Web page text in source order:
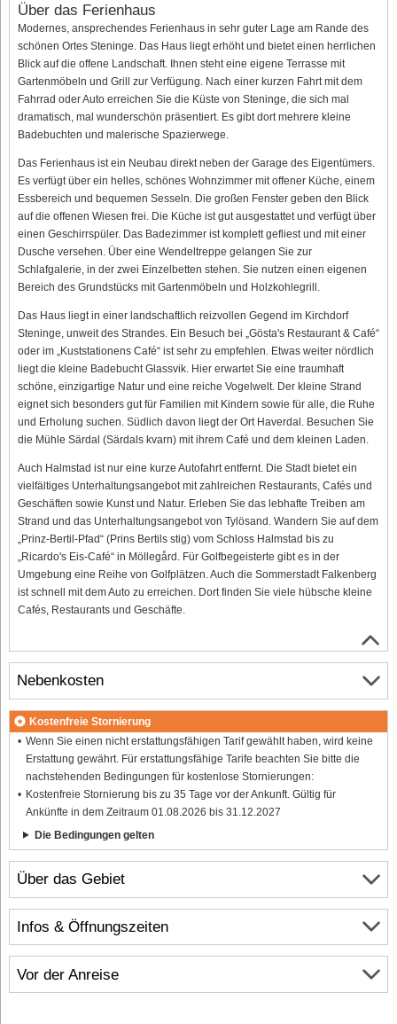
Über das Ferienhaus
Modernes, ansprechendes Ferienhaus in sehr guter Lage am Rande des
schönen Ortes Steninge. Das Haus liegt erhöht und bietet einen herrlichen
Blick auf die offene Landschaft. Ihnen steht eine eigene Terrasse mit
Gartenmöbeln und Grill zur Verfügung. Nach einer kurzen Fahrt mit dem
Fahrrad oder Auto erreichen Sie die Küste von Steninge, die sich mal
dramatisch, mal wunderschön präsentiert. Es gibt dort mehrere kleine
Badebuchten und malerische Spazierwege.
Das Ferienhaus ist ein Neubau direkt neben der Garage des Eigentümers.
Es verfügt über ein helles, schönes Wohnzimmer mit offener Küche, einem
Essbereich und bequemen Sesseln. Die großen Fenster geben den Blick
auf die offenen Wiesen frei. Die Küche ist gut ausgestattet und verfügt über
einen Geschirrspüler. Das Badezimmer ist komplett gefliest und mit einer
Dusche versehen. Über eine Wendeltreppe gelangen Sie zur
Schlafgalerie, in der zwei Einzelbetten stehen. Sie nutzen einen eigenen
Bereich des Grundstücks mit Gartenmöbeln und Holzkohlegrill.
Das Haus liegt in einer landschaftlich reizvollen Gegend im Kirchdorf
Steninge, unweit des Strandes. Ein Besuch bei „Gösta's Restaurant & Café“
oder im „Kuststationens Café“ ist sehr zu empfehlen. Etwas weiter nördlich
liegt die kleine Badebucht Glassvik. Hier erwartet Sie eine traumhaft
schöne, einzigartige Natur und eine reiche Vogelwelt. Der kleine Strand
eignet sich besonders gut für Familien mit Kindern sowie für alle, die Ruhe
und Erholung suchen. Südlich davon liegt der Ort Haverdal. Besuchen Sie
die Mühle Särdal (Särdals kvarn) mit ihrem Café und dem kleinen Laden.
Auch Halmstad ist nur eine kurze Autofahrt entfernt. Die Stadt bietet ein
vielfältiges Unterhaltungsangebot mit zahlreichen Restaurants, Cafés und
Geschäften sowie Kunst und Natur. Erleben Sie das lebhafte Treiben am
Strand und das Unterhaltungsangebot von Tylösand. Wandern Sie auf dem
„Prinz-Bertil-Pfad“ (Prins Bertils stig) vom Schloss Halmstad bis zu
„Ricardo's Eis-Café“ in Möllegård. Für Golfbegeisterte gibt es in der
Umgebung eine Reihe von Golfplätzen. Auch die Sommerstadt Falkenberg
ist schnell mit dem Auto zu erreichen. Dort finden Sie viele hübsche kleine
Cafés, Restaurants und Geschäfte.
Über das Gebiet
Infos & Öffnungszeiten
Vor der Anreise
Nebenkosten
Kostenfreie Stornierung
Wenn Sie einen nicht erstattungsfähigen Tarif gewählt haben, wird keine
Erstattung gewährt. Für erstattungsfähige Tarife beachten Sie bitte die
nachstehenden Bedingungen für kostenlose Stornierungen:
Kostenfreie Stornierung bis zu 35 Tage vor der Ankunft. Gültig für
Ankünfte in dem Zeitraum 01.08.2026 bis 31.12.2027
Die Bedingungen gelten